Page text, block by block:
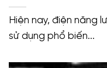
Hiện nay, điện năng
sử dụng phổ biến...